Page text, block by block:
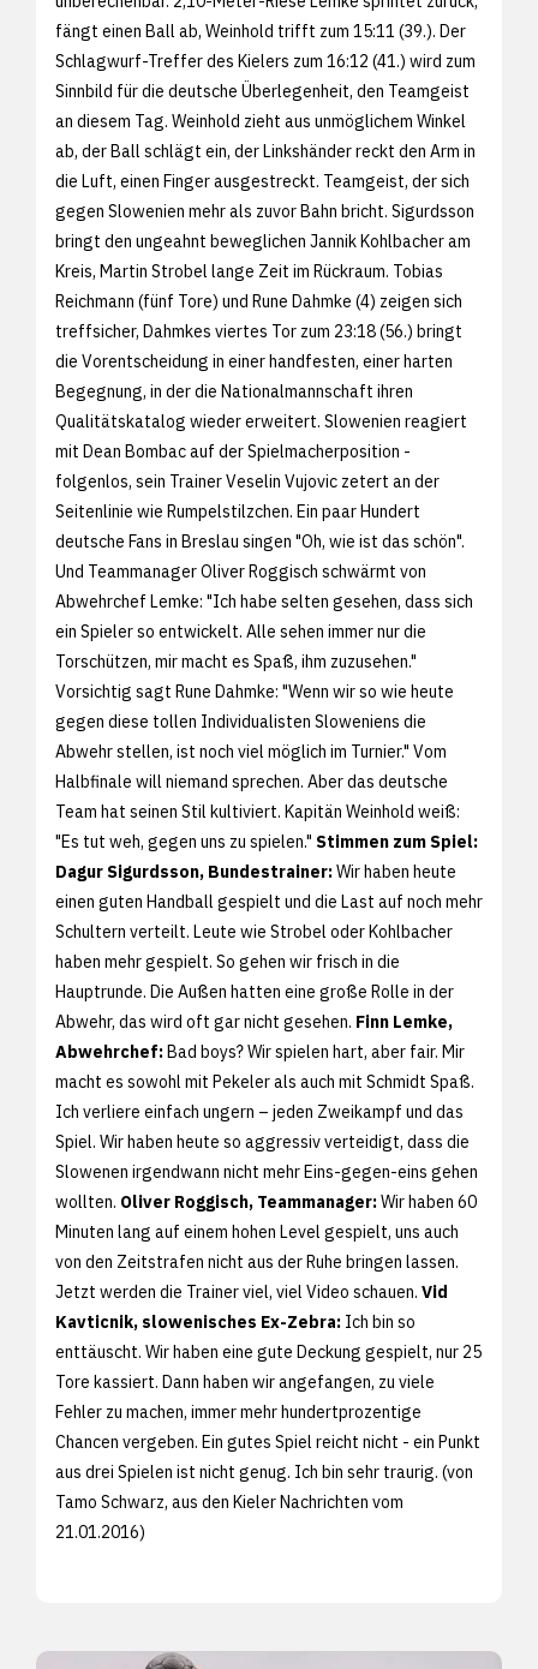
fängt einen Ball ab, Weinhold trifft zum 15:11 (39.). Der
Schlagwurf-Treffer des Kielers zum 16:12 (41.) wird zum
Sinnbild für die deutsche Überlegenheit, den Teamgeist
an diesem Tag. Weinhold zieht aus unmöglichem Winkel
ab, der Ball schlägt ein, der Linkshänder reckt den Arm in
die Luft, einen Finger ausgestreckt. Teamgeist, der sich
gegen Slowenien mehr als zuvor Bahn bricht. Sigurdsson
bringt den ungeahnt beweglichen Jannik Kohlbacher am
Kreis, Martin Strobel lange Zeit im Rückraum. Tobias
Reichmann (fünf Tore) und Rune Dahmke (4) zeigen sich
treffsicher, Dahmkes viertes Tor zum 23:18 (56.) bringt
die Vorentscheidung in einer handfesten, einer harten
Begegnung, in der die Nationalmannschaft ihren
Qualitätskatalog wieder erweitert. Slowenien reagiert
mit Dean Bombac auf der Spielmacherposition -
folgenlos, sein Trainer Veselin Vujovic zetert an der
Seitenlinie wie Rumpelstilzchen. Ein paar Hundert
deutsche Fans in Breslau singen "Oh, wie ist das schön".
Und Teammanager Oliver Roggisch schwärmt von
Abwehrchef Lemke: "Ich habe selten gesehen, dass sich
ein Spieler so entwickelt. Alle sehen immer nur die
Torschützen, mir macht es Spaß, ihm zuzusehen."
Vorsichtig sagt Rune Dahmke: "Wenn wir so wie heute
gegen diese tollen Individualisten Sloweniens die
Abwehr stellen, ist noch viel möglich im Turnier." Vom
Halbfinale will niemand sprechen. Aber das deutsche
Team hat seinen Stil kultiviert. Kapitän Weinhold weiß:
"Es tut weh, gegen uns zu spielen." Stimmen zum Spiel:
Dagur Sigurdsson, Bundestrainer:Wir haben heute
einen guten Handball gespielt und die Last auf noch mehr
Schultern verteilt. Leute wie Strobel oder Kohlbacher
haben mehr gespielt. So gehen wir frisch in die
Hauptrunde. Die Außen hatten eine große Rolle in der
Abwehr, das wird oft gar nicht gesehen. Finn Lemke,
Abwehrchef:Bad boys? Wir spielen hart, aber fair. Mir
macht es sowohl mit Pekeler als auch mit Schmidt Spaß.
Ich verliere einfach ungern – jeden Zweikampf und das
Spiel. Wir haben heute so aggressiv verteidigt, dass die
Slowenen irgendwann nicht mehr Eins-gegen-eins gehen
wollten. Oliver Roggisch, Teammanager:Wir haben 60
Minuten lang auf einem hohen Level gespielt, uns auch
von den Zeitstrafen nicht aus der Ruhe bringen lassen.
Jetzt werden die Trainer viel, viel Video schauen. Vid
Kavticnik, slowenisches Ex-Zebra: Ich bin so
enttäuscht. Wir haben eine gute Deckung gespielt, nur 25
Tore kassiert. Dann haben wir angefangen, zu viele
Fehler zu machen, immer mehr hundertprozentige
Chancen vergeben. Ein gutes Spiel reicht nicht - ein Punkt
aus drei Spielen ist nicht genug. Ich bin sehr traurig. (von
Tamo Schwarz, aus den Kieler Nachrichten vom
21.01.2016)